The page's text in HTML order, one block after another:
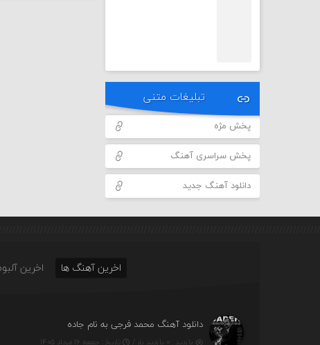
تبلیغات متنی
پخش مژه
پخش سراسری آهنگ
دانلود آهنگ جدید
اخرین آهنگ ها اخرین
دانلود آهنگ محمد فرجی به نام جاده
بازدید : ۰ بازدید بار / تاریخ : جمعه ۱۶ مرداد ۱۴۰۵